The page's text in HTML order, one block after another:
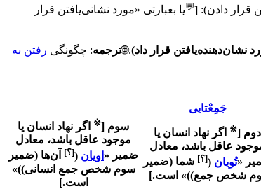
قرار دادن)
:
‌ [
💬یا بعبارتی «مورد نشانی‌یافتن قرار
نشان‌دهنده‌یافتن قرار داد)
.
🌐ترجمه: چگونگی رفتن به
جَمِعْتایی
دوم [
※ اگر نهاد انسان یا
عاقل باشد، معادل
«تُویان ([؟] شما (ضمیر
شخص جمع))» است.]
سوم [
※ اگر نهاد انسان یا
موجود عاقل باشد، معادل
ضمیر « اویان ([؟] آن‌ها (ضمیر
سوم شخص جمع انسانی))
»
است.]